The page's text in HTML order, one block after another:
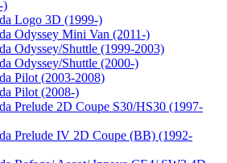
)
Logo 3D (1999-)
Odyssey Mini Van (2011-)
Odyssey/Shuttle (1999-2003)
Odyssey/Shuttle (2000-)
Pilot (2003-2008)
Pilot (2008-)
Prelude 2D Coupe S30/HS30 (1997-
Prelude IV 2D Coupe (BB) (1992-